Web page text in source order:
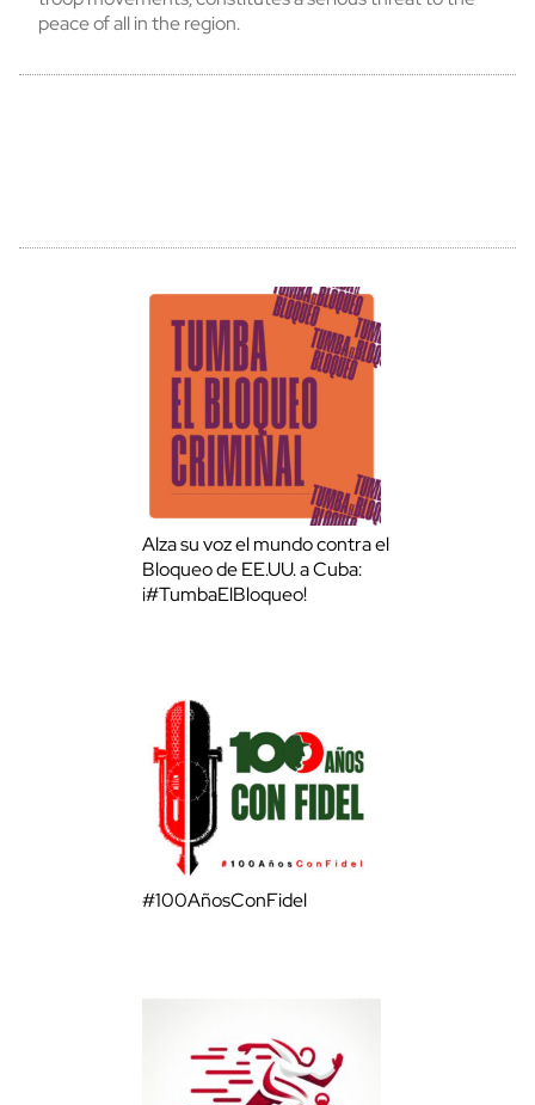
peace of all in the region.
Alza su voz el mundo contra el
Bloqueo de EE.UU. a Cuba:
¡#TumbaElBloqueo!
#100AñosConFidel